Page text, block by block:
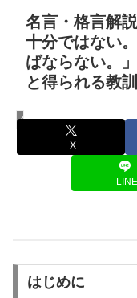
名言・格言解
十分ではない
ばならない。
と得られる教訓
名言・格言
X
LINE
はじめに